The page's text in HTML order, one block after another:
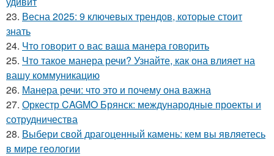
23. Весна 2025: 9 ключевых трендов, которые стоит
знать
24. Что говорит о вас ваша манера говорить
25. Что такое манера речи? Узнайте, как она влияет на
вашу коммуникацию
26. Манера речи: что это и почему она важна
27. Оркестр CAGMO Брянск: международные проекты и
сотрудничества
28. Выбери свой драгоценный камень: кем вы являетесь
в мире геологии